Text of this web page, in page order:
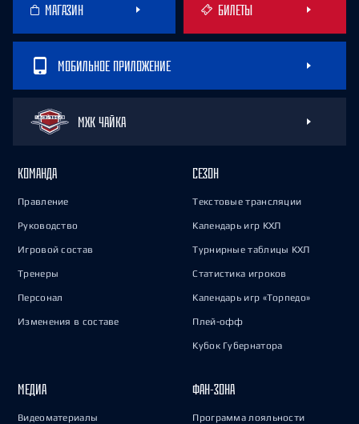
МАГАЗИН БИЛЕТЫ
МОБИЛЬНОЕ ПРИЛОЖЕНИЕ
МХК ЧАЙКА
КОМАНДА
Правление
Руководство
Игровой состав
Тренеры
Персонал
Изменения в составе
СЕЗОН
Текстовые трансляции
Календарь игр КХЛ
Турнирные таблицы КХЛ
Статистика игроков
Календарь игр «Торпедо»
Плей-офф
Кубок Губернатора
МЕДИА
Видеоматериалы
ФАН-ЗОНА
Программа лояльности